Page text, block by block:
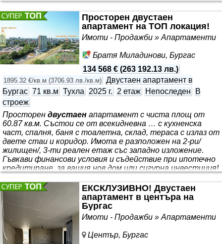
транспортна свързаност с всички части на града.
Подходящ е за семейства, тъй като разполага с много
училища, детски градини и спортни съоръжения. SAVINI
съдейства за изгодно банково кредитиране
Просторен двустаен
апартамент на ТОП локация!
Имоти - Продажби » Апартаменти
Братя Миладинови, Бургас
134 568 € (263 192.13 лв.)
1895.32 €/кв.м (3706.93 лв./кв.м) Двустаен апартамент в
Бургас 71 кв.м Тухла 2025 г. 2 етаж Непоследен
В
строеж
Просторен двустаен апартамент с чиста площ от
60.87 кв.м. Състои се от всекидневна … с кухненска
част, спалня, баня с тоалетна, склад, тераса с излаз от
двете стаи и коридор. Имота е разположен на 2-ри/
жилищен/, 3-ти реален етаж със западно изложение.
Гъвкави финансови условия и съдействие при ипотечно
кредитиране, за вашия нов дом или сигурна инвестиция!
ниво ще има хранителен магазин, аптека и магазин за
промишлени стоки. Представяме Ви комплекс “TEREX
RESIDENCE” - съчетание от безкомпромисно качество
и централна локация, създаден да предложи
ЕКСКЛУЗИВНО! Двустаен
апартамент в центъра на
Бургас
Имоти - Продажби » Апартаменти
Център, Бургас